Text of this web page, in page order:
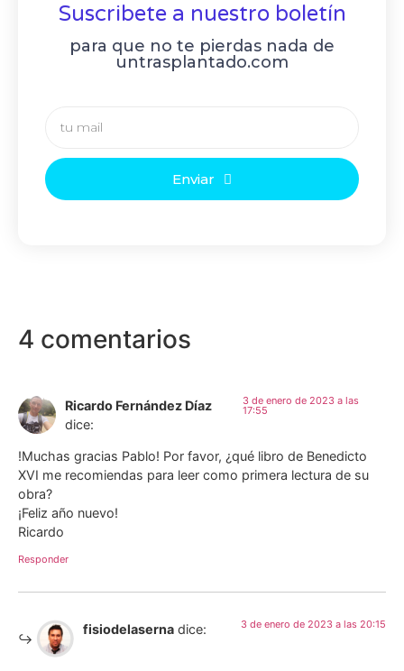
Suscribete a nuestro boletín
para que no te pierdas nada de
untrasplantado.com
Enviar
4 comentarios
Ricardo Fernández Díaz
dice:
3 de enero de 2023 a las
17:55
!Muchas gracias Pablo! Por favor, ¿qué libro de Benedicto
XVI me recomiendas para leer como primera lectura de su
obra?
¡Feliz año nuevo!
Ricardo
Responder
fisiodelaserna dice: 3 de enero de 2023 a las 20:15